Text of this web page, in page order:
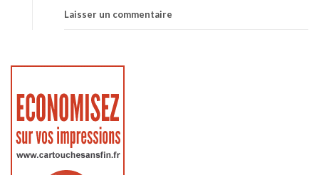
Laisser un commentaire